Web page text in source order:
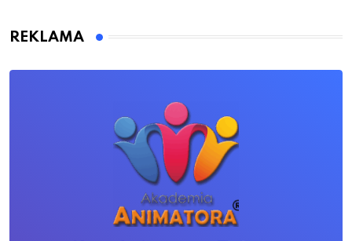
REKLAMA